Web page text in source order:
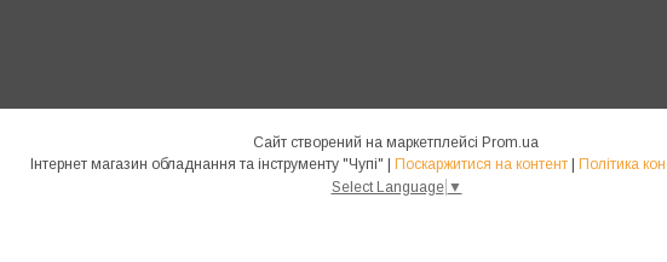
Сайт створений на маркетплейсі Prom.ua
Інтернет магазин обладнання та інструменту "Чупі" | Поскаржитися на контент | Політика
Select Language ▼